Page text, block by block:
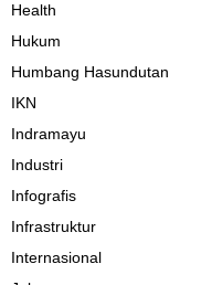
Health
Hukum
Humbang Hasundutan
IKN
Indramayu
Industri
Infografis
Infrastruktur
Internasional